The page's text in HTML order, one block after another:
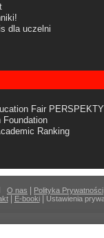
dla uczelni
Fair
Foundation
Ranking
O nas | Polityka Prywatności
| E-booki| Ustawienia